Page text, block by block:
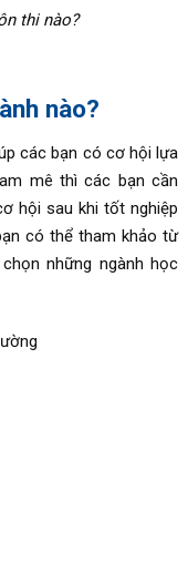
thi nào?
nào?
các bạn có cơ hội lựa
mê thì các bạn cần
hội sau khi tốt nghiệp
có thể tham khảo từ
những ngành học